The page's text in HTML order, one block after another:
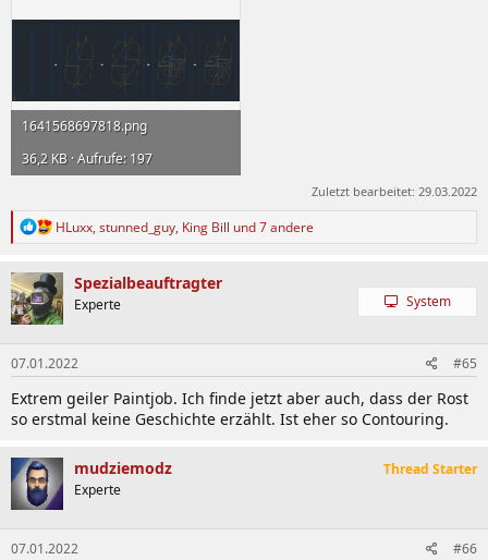
1641568697818.png
36,2 KB · Aufrufe: 197
Zuletzt bearbeitet: 29.03.2022
R
k
t
i
o
n
e
n
:
HLuxx, stunned_guy, King Bill und 7 andere
Spezialbeauftragter
Experte System
07.01.2022 #65
Extrem geiler Paintjob. Ich finde jetzt aber auch, dass der Rost
so erstmal keine Geschichte erzählt. Ist eher so Contouring.
mudziemodz
Experte
Thread Starter
07.01.2022 #66